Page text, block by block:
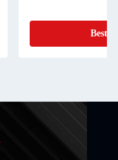
Beste